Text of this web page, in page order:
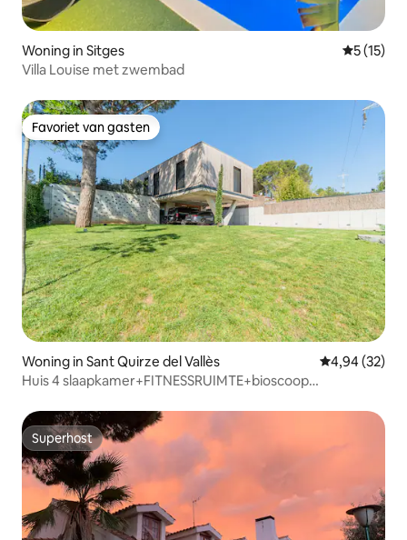
Woning in Sitges
5 (15)
Villa Louise met zwembad
Favoriet van gasten
Favoriet van gasten
Woning in Sant Quirze del Vallès Gemiddelde
4,94 (32)
Huis 4 slaapkamer+FITNESSRUIMTE+bioscoop
Superhost
Superhost